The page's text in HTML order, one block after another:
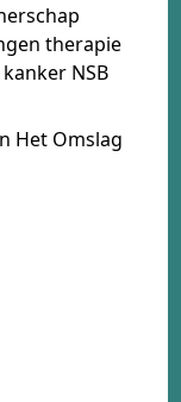
therapie
NSB
Het Omslag